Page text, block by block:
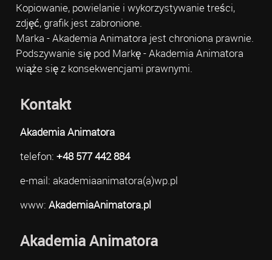
Kopiowanie, powielanie i wykorzystywanie treści,
zdjęć, grafik jest zabronione.
Marka - Akademia Animatora jest chroniona prawnie.
Podszywanie się pod Markę - Akademia Animatora
wiąże się z konsekwencjami prawnymi.
Kontakt
Akademia Animatora
telefon: +48 577 442 884
e-mail: akademiaanimatora(a)wp.pl
www: AkademiaAnimatora.pl
Akademia Animatora